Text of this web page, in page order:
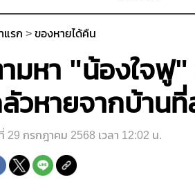
แรก > ของหายได้คืน
มหา "น้องใจฟู
วหายจากบ้านที่
29 กรกฎาคม 2568 เวลา 12:02 น.